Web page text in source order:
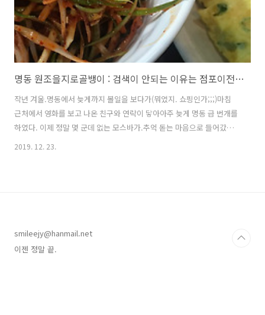
명동 원조을지로골뱅이 : 검색이 안되는 이유는 점포이전 ㅠㅠ
작년 겨울.명동에서 늦게까지 볼일을 보다가(뭐였지. 쇼핑인가;;;)마침
근처에서 영화를 보고 나온 친구와 연락이 닿아아주 늦게 명동 급 번개를
하였다. 이제 정말 몇 군데 없는 모스바가.추억 돋는 마음으로 들어갔으
나 맛없어서 실망 ㅠㅠ내가 변했나 니가 변했나. 친구와 만나 어디를 갈
다.안주..
2019. 12. 23.
smileejy@hanmail.net
이젠 정말 끝.